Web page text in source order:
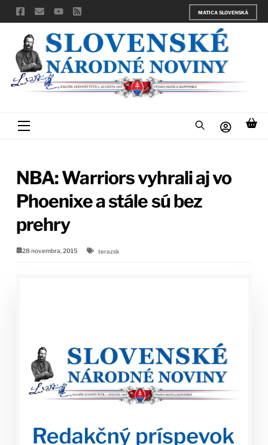
Skip
to
content
MATICA SLOVENSKÁ
Menu
NBA: Warriors vyhrali aj vo
Phoenixe a stále sú bez
prehry
28 novembra, 2015 terazsk